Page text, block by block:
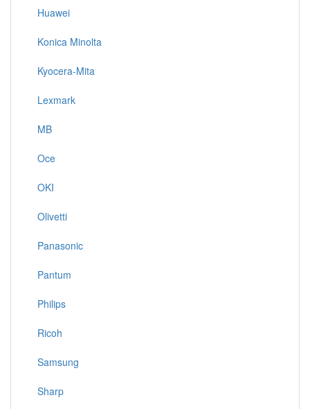
Huawei
Konica Minolta
Kyocera-Mita
Lexmark
MB
Oce
OKI
Olivetti
Panasonic
Pantum
Philips
Ricoh
Samsung
Sharp